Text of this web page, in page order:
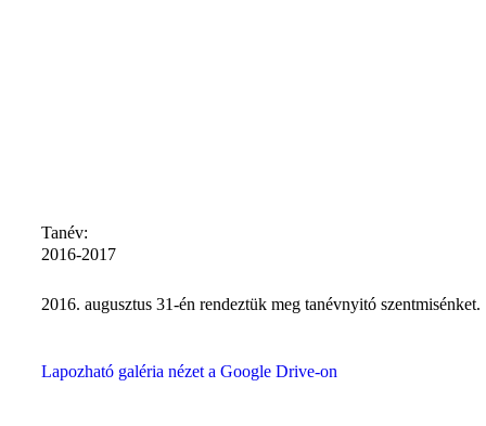
Tanév:
2016-2017
2016. augusztus 31-én rendeztük meg tanévnyitó szentmisénket.
Lapozható galéria nézet a Google Drive-on